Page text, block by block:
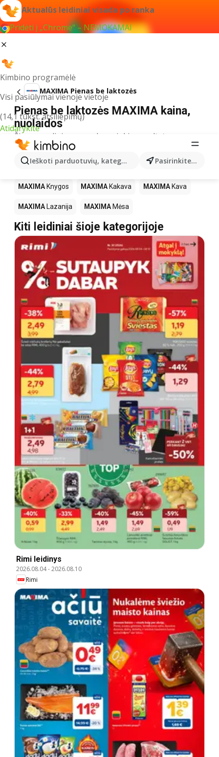
Aktualūs leidiniai visada po ranka
Pridėti į „Chrome“ – NEMOKAMAI
Kimbino programėlė
Visi pasiūlymai vienoje vietoje
(14,1 tūkst. atsiliepimų)
Atidarykite
Ieškoti parduotuvių, kategorijų, produktų... Pasirinkite miestą
MAXIMA Pienas be laktozės
Pienas be laktozės MAXIMA kaina,
nuolaidos
Šiuo pavadinimu neradome jokių rezultatų
Kiti produktai parduotuvėse MAXIMA
MAXIMA LEGO MAXIMA Gėrimai MAXIMA
MAXIMA Knygos MAXIMA Kakava MAXIMA Kava
MAXIMA Lazanija MAXIMA Mėsa
Kiti leidiniai šioje kategorijoje
Rimi leidinys
2026.08.04-2026.08.10
Rimi